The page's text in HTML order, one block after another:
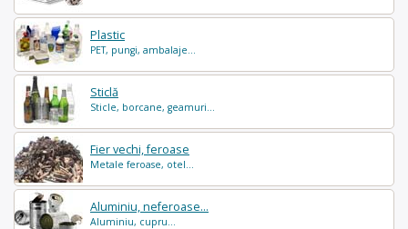
Plastic
PET, pungi, ambalaje...
Sticlă
Sticle, borcane, geamuri...
Fier vechi, feroase
Metale feroase, otel...
Aluminiu, neferoase...
Aluminiu, cupru...